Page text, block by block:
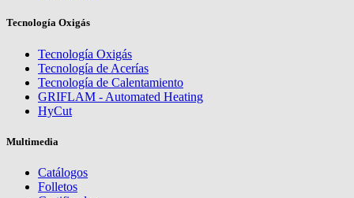
Tecnología Oxigás
Tecnología Oxigás
Tecnología de Acerías
Tecnología de Calentamiento
GRIFLAM - Automated Heating
HyCut
Multimedia
Catálogos
Folletos